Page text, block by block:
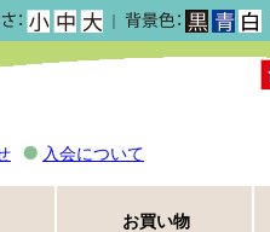
｜
入会について
お買い物